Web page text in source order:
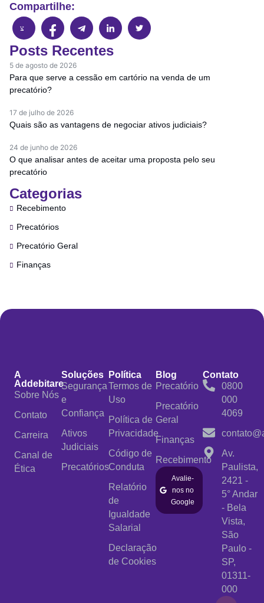
Compartilhe:
Posts Recentes
5 de agosto de 2026
Para que serve a cessão em cartório na venda de um
precatório?
17 de julho de 2026
Quais são as vantagens de negociar ativos judiciais?
24 de junho de 2026
O que analisar antes de aceitar uma proposta pelo seu
precatório
Categorias
Recebimento
Precatórios
Precatório Geral
Finanças
A
Addebitare
Sobre Nós
Contato
Carreira
Canal de
Ética
Soluções
Segurança
e
Confiança
Ativos
Judiciais
Precatórios
Política
Termos de
Uso
Política de
Privacidade
Código de
Conduta
Relatório
de
Igualdade
Salarial
Declaração
de Cookies
Blog
Precatório
Precatório
Geral
Finanças
Recebimento
Avalie-
nos no
Google
Contato
0800
000
4069
Av.
Paulista,
2421 -
5° Andar
- Bela
Vista,
São
Paulo -
SP,
01311-
000